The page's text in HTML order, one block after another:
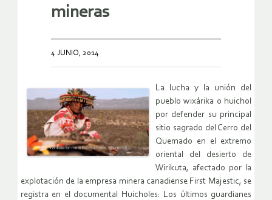
mineras
4 JUNIO, 2014
La lucha y la unión del
pueblo wixárika o huichol
por defender su principal
sitio sagrado del Cerro del
Quemado en el extremo
oriental del desierto de
Wirikuta, afectado por la
explotación de la empresa minera canadiense First Majestic, se
registra en el documental Huicholes: Los últimos guardianes